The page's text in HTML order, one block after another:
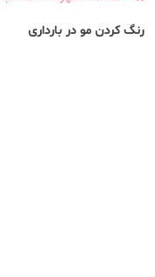
رنگ کردن مو در بارداری